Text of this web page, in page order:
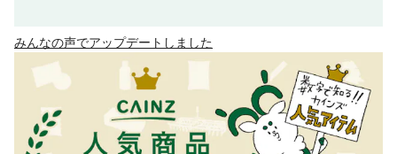
みんなの声でアップデートしました